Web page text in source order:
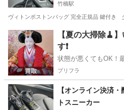
竹橋駅
ヴィトンボストンバッグ 完全正規品 鍵付き
東京 千代田区 竹橋駅 バッグ
【夏の大掃除🧹
す❗️
状態が悪くてもOK！
プリフラ
【オンライン決済
トスニーカー